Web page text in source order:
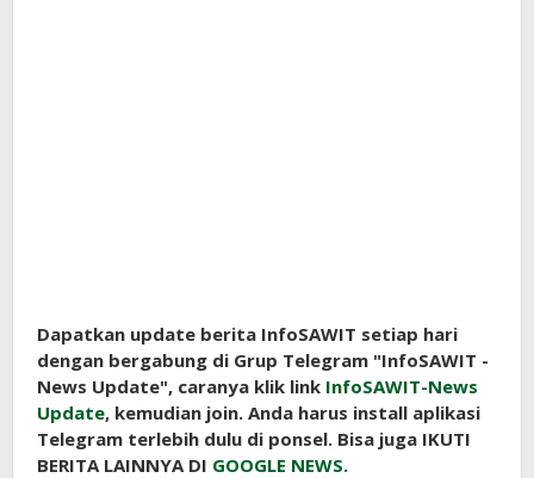
Dapatkan update berita InfoSAWIT setiap hari
dengan bergabung di Grup Telegram "InfoSAWIT -
News Update", caranya klik link InfoSAWIT-News
Update, kemudian join. Anda harus install aplikasi
Telegram terlebih dulu di ponsel. Bisa juga IKUTI
BERITA LAINNYA DI GOOGLE NEWS.